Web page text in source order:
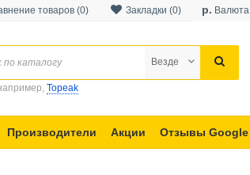
р. Валюта
Закладки (0)
товаров (0)
Везде
Topeak
Производители Акции Отзывы Google